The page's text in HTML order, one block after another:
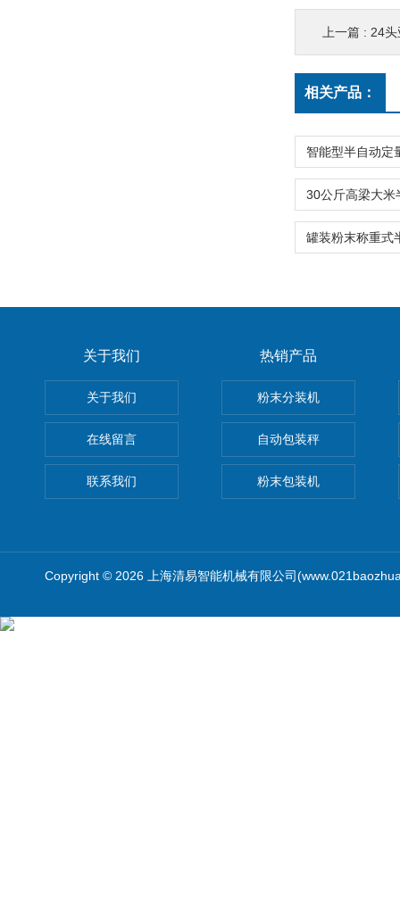
上一篇 : 24
相关产品：
关于我们
关于我们
在线留言
联系我们
热销产品
粉末分装机
自动包装秤
粉末包装机
Copyright © 2026 上海清易智能机械有限公司